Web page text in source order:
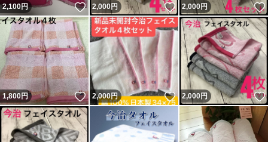
2,100円 いいね！
2,000円 いいね！
2,000円
1,800円 いいね！
2,000円 いいね！
2,000円